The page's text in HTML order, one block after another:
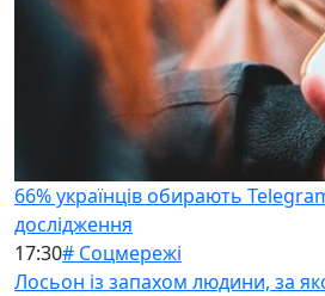
66% українців обирають
дослідження
17:30# Соцмережі
Лосьон із запахом людини, за